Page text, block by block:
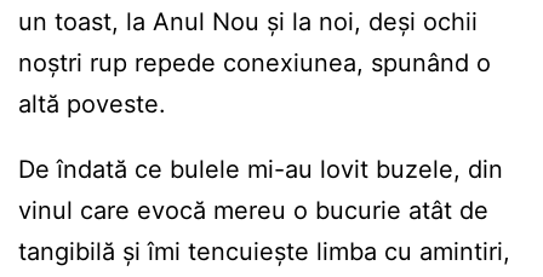
un toast, la Anul Nou și la noi, deși ochii
noștri rup repede conexiunea, spunând o
altă poveste.
De îndată ce bulele mi-au lovit buzele, din
vinul care evocă mereu o bucurie atât de
tangibilă și îmi tencuiește limba cu amintiri,